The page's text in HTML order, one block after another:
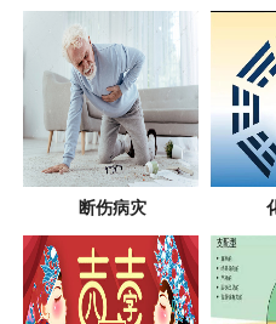
断伤病灾